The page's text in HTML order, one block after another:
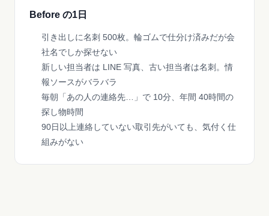
Before の1日
引き出しに名刺 500枚。輪ゴムで仕分け済みだが会
社名でしか探せない
新しい担当者は LINE 写真、古い担当者は名刺。情
報ソースがバラバラ
毎朝「あの人の連絡先…」で 10分、年間 40時間の
探し物時間
90日以上連絡していない取引先がいても、気付く仕
組みがない